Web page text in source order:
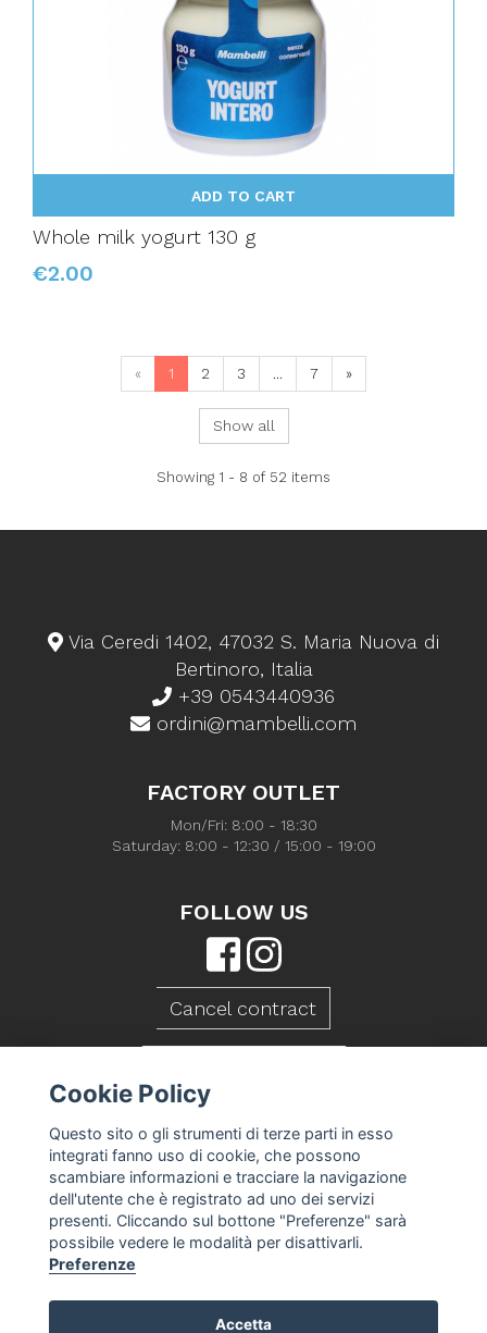
ADD TO CART
Whole milk yogurt 130 g
€2.00
« 1 2 3 ... 7 »
Show all
Showing 1 - 8 of 52 items
Via Ceredi 1402, 47032 S. Maria Nuova di
Bertinoro, Italia
+39 0543440936
ordini@mambelli.com
FACTORY OUTLET
Mon/Fri: 8:00 - 18:30
Saturday: 8:00 - 12:30 / 15:00 - 19:00
FOLLOW US
Cancel contract
Caseificio Mambelli srl - P.Iva 01088260409
Cookie Policy
Questo sito o gli strumenti di terze parti in esso
integrati fanno uso di cookie, che possono
scambiare informazioni e tracciare la navigazione
dell'utente che è registrato ad uno dei servizi
presenti. Cliccando sul bottone "Preferenze" sarà
possibile vedere le modalità per disattivarli.
Preferenze
Accetta